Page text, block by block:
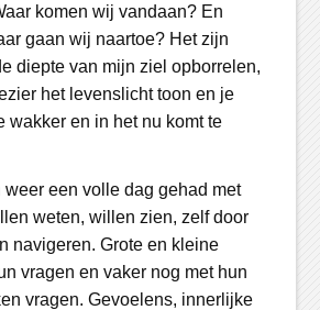
komen wij vandaan? En
gaan wij naartoe? Het zijn
diepte van mijn ziel opborrelen,
het levenslicht toon en je
wakker en in het nu komt te
weer een volle dag gehad met
weten, willen zien, zelf door
navigeren. Grote en kleine
vragen en vaker nog met hun
vragen. Gevoelens, innerlijke